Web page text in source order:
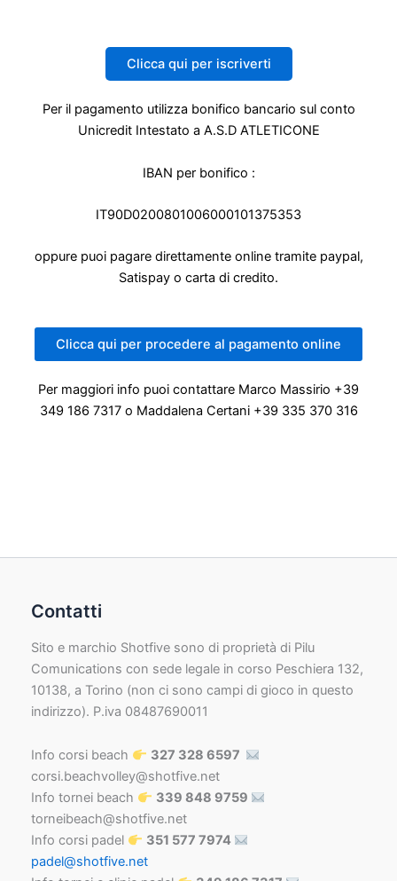
Clicca qui per iscriverti
Per il pagamento utilizza bonifico bancario sul conto
Unicredit Intestato a A.S.D ATLETICONE
IBAN per bonifico :
IT90D0200801006000101375353
oppure puoi pagare direttamente online tramite paypal,
Satispay o carta di credito.
Clicca qui per procedere al pagamento online
Per maggiori info puoi contattare Marco Massirio +39
349 186 7317 o Maddalena Certani +39 335 370 316
Contatti
Sito e marchio Shotfive sono di proprietà di Pilu
Comunications con sede legale in corso Peschiera 132,
10138, a Torino (non ci sono campi di gioco in questo
indirizzo). P.iva 08487690011
Info corsi beach
327 328 6597
corsi.beachvolley@shotfive.net
Info tornei beach
339 848 9759
torneibeach@shotfive.net
Info corsi padel
351 577 7974
padel@shotfive.net